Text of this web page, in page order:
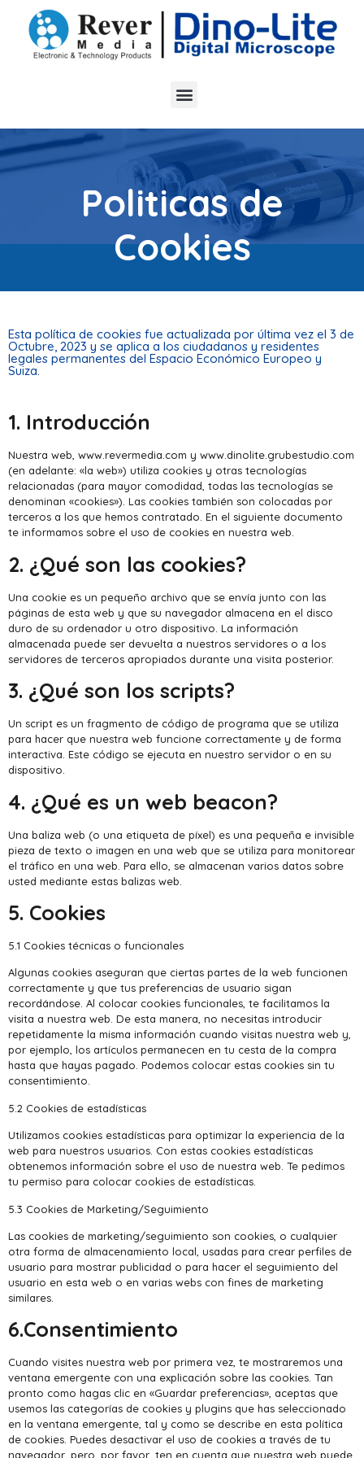
Politicas de
Cookies
Esta política de cookies fue actualizada por última vez el 3 de
Octubre, 2023 y se aplica a los ciudadanos y residentes
legales permanentes del Espacio Económico Europeo y
Suiza.
1. Introducción
Nuestra web, www.revermedia.com y www.dinolite.grubestudio.com
(en adelante: «la web») utiliza cookies y otras tecnologías
relacionadas (para mayor comodidad, todas las tecnologías se
denominan «cookies»). Las cookies también son colocadas por
terceros a los que hemos contratado. En el siguiente documento
te informamos sobre el uso de cookies en nuestra web.
2. ¿Qué son las cookies?
Una cookie es un pequeño archivo que se envía junto con las
páginas de esta web y que su navegador almacena en el disco
duro de su ordenador u otro dispositivo. La información
almacenada puede ser devuelta a nuestros servidores o a los
servidores de terceros apropiados durante una visita posterior.
3. ¿Qué son los scripts?
Un script es un fragmento de código de programa que se utiliza
para hacer que nuestra web funcione correctamente y de forma
interactiva. Este código se ejecuta en nuestro servidor o en su
dispositivo.
4. ¿Qué es un web beacon?
Una baliza web (o una etiqueta de píxel) es una pequeña e invisible
pieza de texto o imagen en una web que se utiliza para monitorear
el tráfico en una web. Para ello, se almacenan varios datos sobre
usted mediante estas balizas web.
5. Cookies
5.1 Cookies técnicas o funcionales
Algunas cookies aseguran que ciertas partes de la web funcionen
correctamente y que tus preferencias de usuario sigan
recordándose. Al colocar cookies funcionales, te facilitamos la
visita a nuestra web. De esta manera, no necesitas introducir
repetidamente la misma información cuando visitas nuestra web y,
por ejemplo, los artículos permanecen en tu cesta de la compra
hasta que hayas pagado. Podemos colocar estas cookies sin tu
consentimiento.
5.2 Cookies de estadísticas
Utilizamos cookies estadísticas para optimizar la experiencia de la
web para nuestros usuarios. Con estas cookies estadísticas
obtenemos información sobre el uso de nuestra web. Te pedimos
tu permiso para colocar cookies de estadísticas.
5.3 Cookies de Marketing/Seguimiento
Las cookies de marketing/seguimiento son cookies, o cualquier
otra forma de almacenamiento local, usadas para crear perfiles de
usuario para mostrar publicidad o para hacer el seguimiento del
usuario en esta web o en varias webs con fines de marketing
similares.
6.Consentimiento
Cuando visites nuestra web por primera vez, te mostraremos una
ventana emergente con una explicación sobre las cookies. Tan
pronto como hagas clic en «Guardar preferencias», aceptas que
usemos las categorías de cookies y plugins que has seleccionado
en la ventana emergente, tal y como se describe en esta política
de cookies. Puedes desactivar el uso de cookies a través de tu
navegador, pero, por favor, ten en cuenta que nuestra web puede